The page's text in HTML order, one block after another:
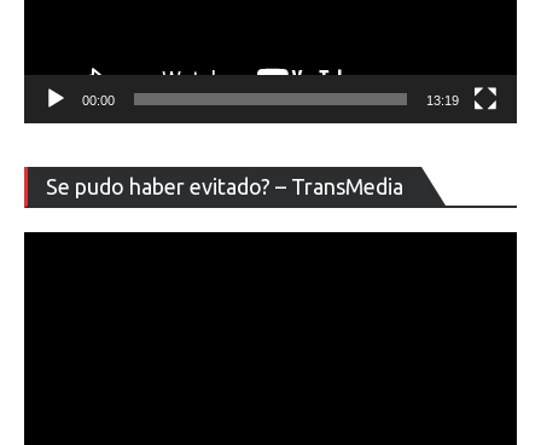
00:00 13:19
Se pudo haber evitado? – TransMedia
de